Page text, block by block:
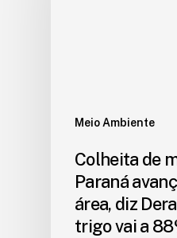
Meio Ambiente
Colheita de
Paraná
área, diz
trigo vai a